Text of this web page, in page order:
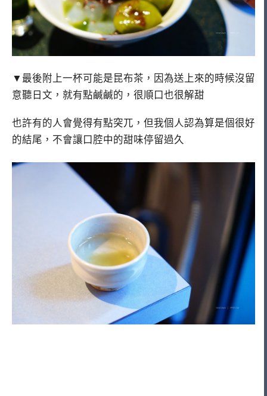
▼最後附上一杯可能是昆布茶，因為送上來的時候沒留
意聽日文，就有點鹹鹹的，很順口也很解甜
也許有的人會覺得有點突兀，但我個人認為算是個很好
的結尾，不會讓口腔中的甜味停留過久